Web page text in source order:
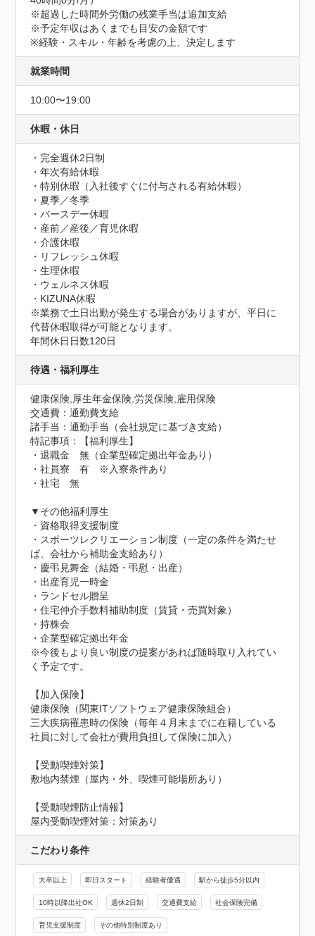
※超過した時間外労働の残業手当は追加支給
※予定年収はあくまでも目安の金額です
※経験・スキル・年齢を考慮の上、決定します
就業時間
10:00〜19:00
休暇・休日
・完全週休2日制
・年次有給休暇
・特別休暇（入社後すぐに付与される有給休暇）
・夏季／冬季
・バースデー休暇
・産前／産後／育児休暇
・介護休暇
・リフレッシュ休暇
・生理休暇
・ウェルネス休暇
・KIZUNA休暇
※業務で土日出勤が発生する場合がありますが、平日に
代替休暇取得が可能となります。
年間休日日数120日
待遇・福利厚生
健康保険,厚生年金保険,労災保険,雇用保険
交通費：通勤費支給
諸手当：通勤手当（会社規定に基づき支給）
特記事項：【福利厚生】
・退職金　無（企業型確定拠出年金あり）
・社員寮　有　※入寮条件あり
・社宅　無
▼その他福利厚生
・資格取得支援制度
・スポーツレクリエーション制度（一定の条件を満たせ
ば、会社から補助金支給あり）
・慶弔見舞金（結婚・弔慰・出産）
・出産育児一時金
・ランドセル贈呈
・住宅仲介手数料補助制度（賃貸・売買対象）
・持株会
・企業型確定拠出年金
※今後もより良い制度の提案があれば随時取り入れてい
く予定です。
【加入保険】
健康保険（関東ITソフトウェア健康保険組合）
三大疾病罹患時の保険（毎年４月末までに在籍している
社員に対して会社が費用負担して保険に加入）
【受動喫煙対策】
敷地内禁煙（屋内・外、喫煙可能場所あり）
【受動喫煙防止情報】
屋内受動喫煙対策：対策あり
こだわり条件
大卒以上 即日スタート 経験者優遇 駅から徒歩5分以内
10時以降出社OK 週休2日制 交通費支給 社会保険完備
育児支援制度 その他特別制度あり